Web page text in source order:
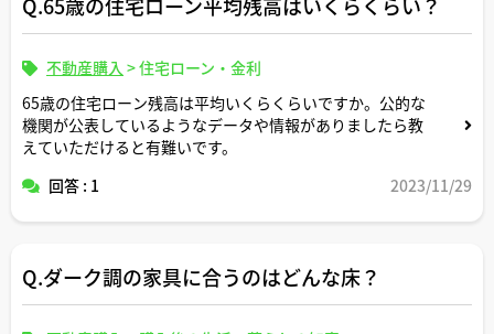
不動産購入 >住宅ローン・金利
65歳の住宅ローン残高は平均いくらくらいですか。公的な
機関が公表しているようなデータや情報がありましたら教
えていただけると有難いです。
回答 : 1
2023/11/29
Q.ダーク調の家具に合うのはどんな床？